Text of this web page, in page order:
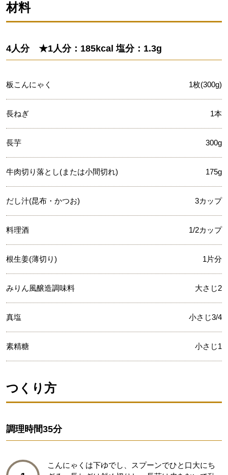
材料
4人分 ★1人分：185kcal 塩分：1.3g
板こんにゃく 1枚(300g)
長ねぎ 1本
長芋 300g
牛肉切り落とし(または小間切れ) 175g
だし汁(昆布・かつお) 3カップ
料理酒 1/2カップ
根生姜(薄切り) 1片分
みりん風醸造調味料 大さじ2
真塩 小さじ3/4
素精糖 小さじ1
つくり方
調理時間35分
こんにゃくは下ゆでし、スプーンでひと口大にち